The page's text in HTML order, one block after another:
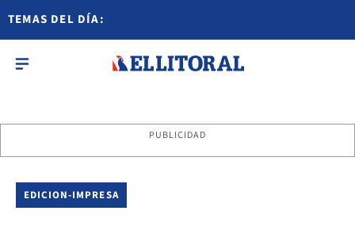
TEMAS DEL DÍA:
PUBLICIDAD
EDICION-IMPRESA